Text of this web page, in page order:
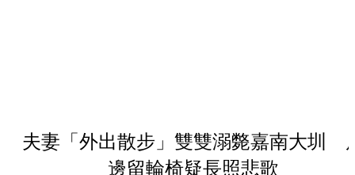
夫妻「外出散步」雙雙溺斃嘉南大圳
邊留輪椅疑長照悲歌